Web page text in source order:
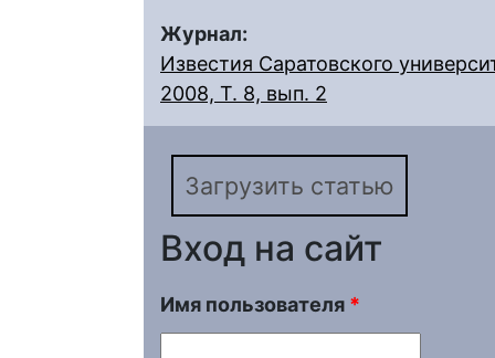
Журнал:
Известия Саратовского
2008, Т. 8, вып. 2
Загрузить статью
Вход на сайт
Имя пользователя *